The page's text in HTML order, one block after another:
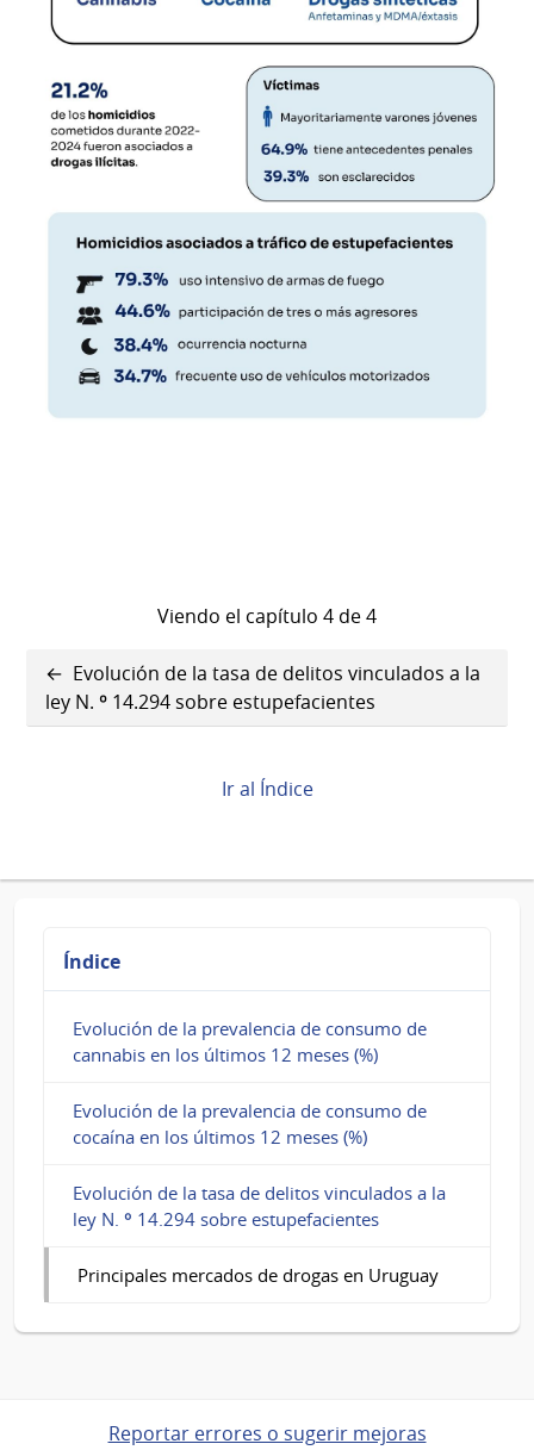
Viendo el capítulo 4 de 4
Enlaces
transversales
Principales
de
drogas
Evolución de la tasa de delitos vinculados a la
ley N. º 14.294 sobre estupefacientes
Ir al Índice
Índice
Evolución de la prevalencia de consumo de
cannabis en los últimos 12 meses (%)
Evolución de la prevalencia de consumo de
cocaína en los últimos 12 meses (%)
Evolución de la tasa de delitos vinculados a la
ley N. º 14.294 sobre estupefacientes
Principales mercados de drogas en Uruguay
Reportar errores o sugerir mejoras